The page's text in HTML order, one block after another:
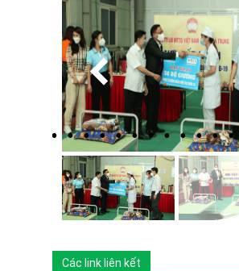
Các link liên kết